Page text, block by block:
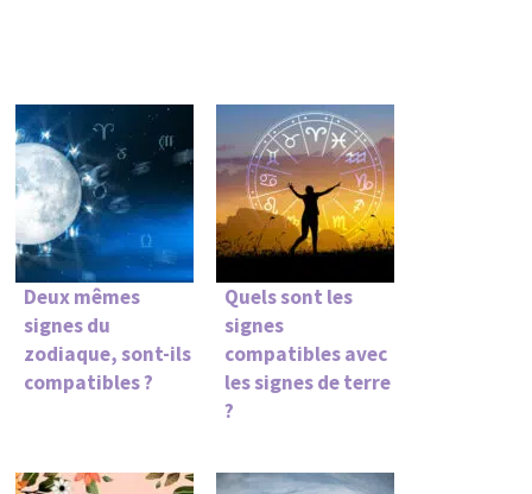
Deux mêmes
signes du
zodiaque, sont-ils
compatibles ?
Quels sont les
signes
compatibles avec
les signes de terre
?